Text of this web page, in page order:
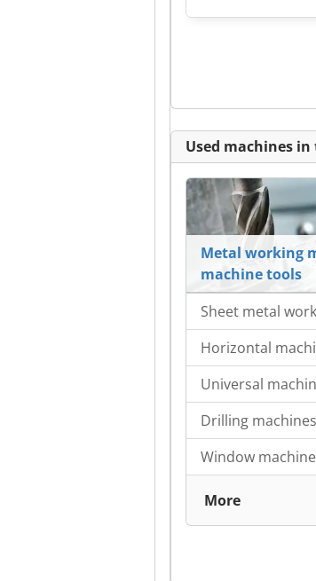
Used machines
Metal working
machine tools
Sheet metal
Horizontal
Universal
Drilling
Window
More